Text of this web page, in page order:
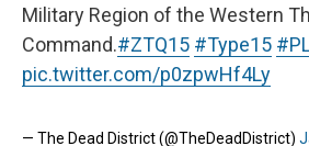
Military Region of the Western
Command.#ZTQ15 #Type15
pic.twitter.com/p0zpwHf4Ly
— The Dead District (@TheDeadDistrict)